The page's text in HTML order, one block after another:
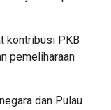
kontribusi PKB
pemeliharaan
dan Pulau